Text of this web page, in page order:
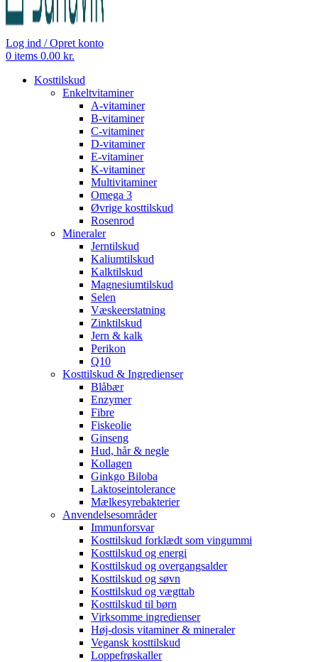
Log ind / Opret konto
0 items 0.00 kr.
Kosttilskud
Enkeltvitaminer
A-vitaminer
B-vitaminer
C-vitaminer
D-vitaminer
E-vitaminer
K-vitaminer
Multivitaminer
Omega 3
Øvrige kosttilskud
Rosenrod
Mineraler
Jerntilskud
Kaliumtilskud
Kalktilskud
Magnesiumtilskud
Selen
Væskeerstatning
Zinktilskud
Jern & kalk
Perikon
Q10
Kosttilskud & Ingredienser
Blåbær
Enzymer
Fibre
Fiskeolie
Ginseng
Hud, hår & negle
Kollagen
Ginkgo Biloba
Laktoseintolerance
Mælkesyrebakterier
Anvendelsesområder
Immunforsvar
Kosttilskud forklædt som vingummi
Kosttilskud og energi
Kosttilskud og overgangsalder
Kosttilskud og søvn
Kosttilskud og vægttab
Kosttilskud til børn
Virksomme ingredienser
Høj-dosis vitaminer & mineraler
Vegansk kosttilskud
Loppefrøskaller